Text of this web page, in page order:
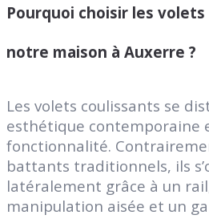
Pourquoi choisir les
notre maison à Auxerre ?
Les volets coulissants se
esthétique contemporaine
fonctionnalité.
battants traditionnels, ils
latéralement grâce à un
manipulation aisée et un